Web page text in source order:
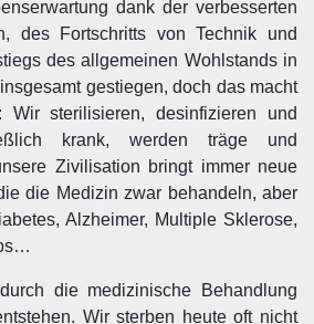
dank der verbesserten
des Fortschritts von Technik und
des allgemeinen Wohlstands in
gestiegen, doch das macht
Wir sterilisieren, desinfizieren und
krank, werden träge und
Zivilisation bringt immer neue
die Medizin zwar behandeln, aber
Alzheimer, Multiple Sklerose,
die medizinische Behandlung
Wir sterben heute oft nicht